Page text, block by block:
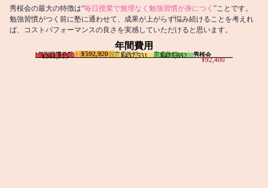
秀桜会の最大の特徴は“毎日授業で無理なく勉強習慣が身につく ”ことです。
勉強習慣がつく前に塾に通わせて、成果が上がらず悩み続けることを考えれ
ば、コストパフォーマンスの良さを実感していただけると思います。
年間費用
I個別指導学院
¥361,815 T個別指導学院
¥592,920 家庭教師T
¥437,531 家庭教師M
¥425,652 秀桜会
¥92,400